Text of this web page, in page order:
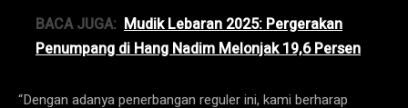
BACA JUGA: Mudik Lebaran 2025: Pergerakan
Penumpang di Hang Nadim Melonjak 19,6 Persen
“Dengan adanya penerbangan reguler ini, kami berharap